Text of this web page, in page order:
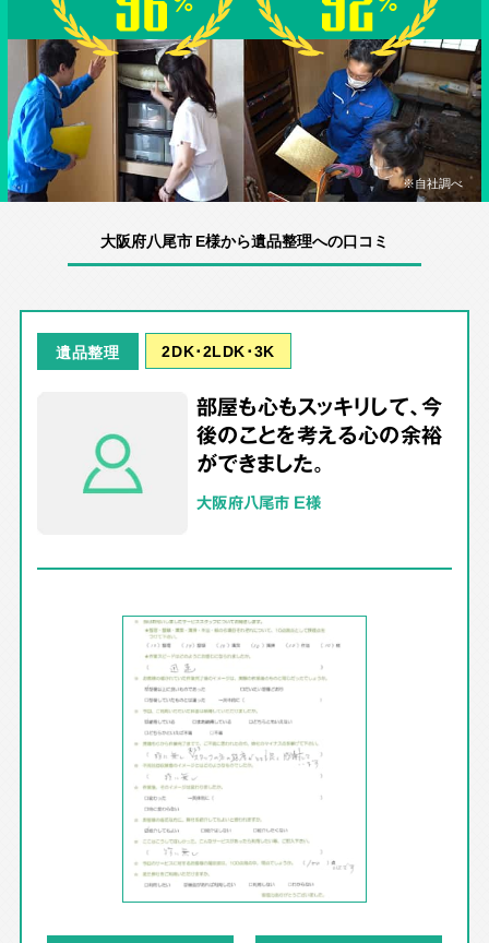
※自社調べ
大阪府八尾市 E様から遺品整理への口コミ
遺品整理 2DK･2LDK･3K
部屋も心もスッキリして、今
後のことを考える心の余裕
ができました。
大阪府八尾市 E様